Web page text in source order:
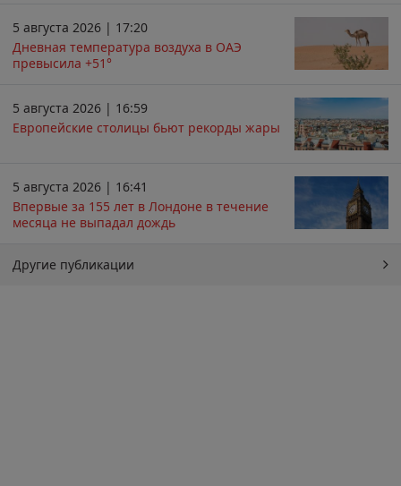
5 августа 2026 | 17:20
Дневная температура воздуха в ОАЭ
превысила +51°
5 августа 2026 | 16:59
Европейские столицы бьют рекорды жары
5 августа 2026 | 16:41
Впервые за 155 лет в Лондоне в течение
месяца не выпадал дождь
Другие публикации